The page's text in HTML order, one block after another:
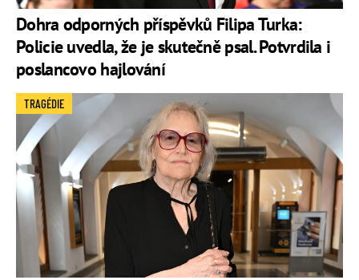
Dohra odporných příspěvků Filipa Turka:
Policie uvedla, že je skutečně psal. Potvrdila i
poslancovo hajlování
TRAGÉDIE